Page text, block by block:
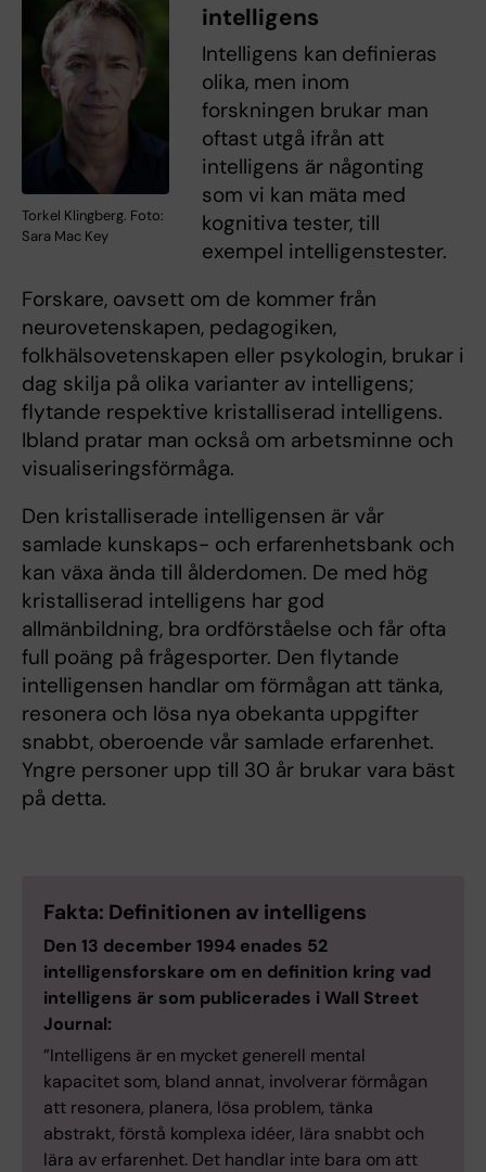
Torkel Klingberg. Foto:
Sara Mac Key
intelligens
Intelligens kan definieras
olika, men inom
forskningen brukar man
oftast utgå ifrån att
intelligens är någonting
som vi kan mäta med
kognitiva tester, till
exempel intelligenstester.
Forskare, oavsett om de kommer från
neurovetenskapen, pedagogiken,
folkhälsovetenskapen eller psykologin, brukar i
dag skilja på olika varianter av intelligens;
flytande respektive kristalliserad intelligens.
Ibland pratar man också om arbetsminne och
visualiseringsförmåga.
Den kristalliserade intelligensen är vår
samlade kunskaps- och erfarenhetsbank och
kan växa ända till ålderdomen. De med hög
kristalliserad intelligens har god
allmänbildning, bra ordförståelse och får ofta
full poäng på frågesporter. Den flytande
intelligensen handlar om förmågan att tänka,
resonera och lösa nya obekanta uppgifter
snabbt, oberoende vår samlade erfarenhet.
Yngre personer upp till 30 år brukar vara bäst
på detta.
Fakta: Definitionen av intelligens
Den 13 december 1994 enades 52
intelligensforskare om en definition kring vad
intelligens är som publicerades i Wall Street
Journal:
”Intelligens är en mycket generell mental
kapacitet som, bland annat, involverar förmågan
att resonera, planera, lösa problem, tänka
abstrakt, förstå komplexa idéer, lära snabbt och
lära av erfarenhet. Det handlar inte bara om att